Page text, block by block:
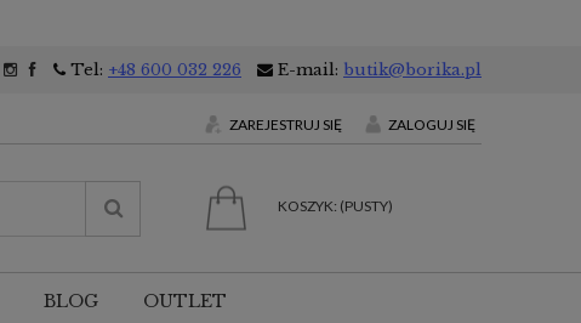
Tel: +48 600 032 226 E-mail: butik@borika.pl
ZAREJESTRUJ SIĘ ZALOGUJ SIĘ
KOSZYK: (PUSTY)
BLOG OUTLET